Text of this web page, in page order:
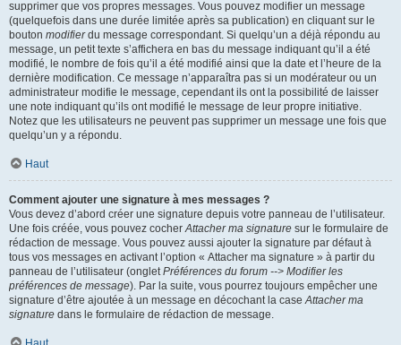
supprimer que vos propres messages. Vous pouvez modifier un message
(quelquefois dans une durée limitée après sa publication) en cliquant sur le
bouton modifierdu message correspondant. Si quelqu’un a déjà répondu au
message, un petit texte s’affichera en bas du message indiquant qu’il a été
modifié, le nombre de fois qu’il a été modifié ainsi que la date et l’heure de la
dernière modification. Ce message n’apparaîtra pas si un modérateur ou un
administrateur modifie le message, cependant ils ont la possibilité de laisser
une note indiquant qu’ils ont modifié le message de leur propre initiative.
Notez que les utilisateurs ne peuvent pas supprimer un message une fois que
quelqu’un y a répondu.
Haut
Comment ajouter une signature à mes messages ?
Vous devez d’abord créer une signature depuis votre panneau de l’utilisateur.
Une fois créée, vous pouvez cocherAttacher ma signature sur le formulaire de
rédaction de message. Vous pouvez aussi ajouter la signature par défaut à
tous vos messages en activant l’option « Attacher ma signature » à partir du
panneau de l’utilisateur (ongletPréférences du forum --> Modifier les
préférences de message). Par la suite, vous pourrez toujours empêcher une
signature d’être ajoutée à un message en décochant la caseAttacher ma
signature dans le formulaire de rédaction de message.